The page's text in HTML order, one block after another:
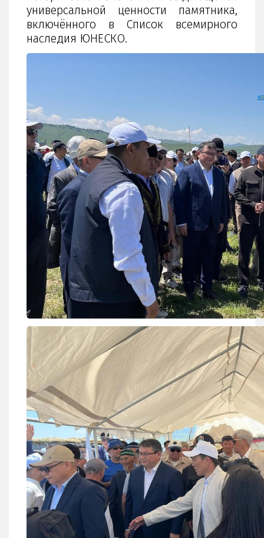
универсальной ценности памятника,
включённого в Список всемирного
наследия ЮНЕСКО.